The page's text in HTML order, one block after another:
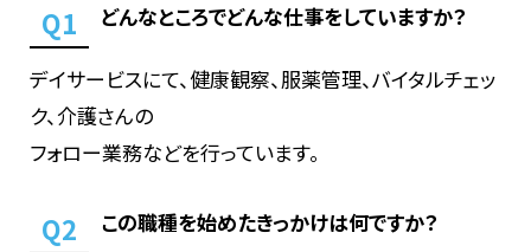
Q1
どんなところでどんな仕事をしていますか？
デイサービスにて、健康観察、服薬管理、バイタルチェッ
ク、介護さんの
フォロー業務などを行っています。
Q2 この職種を始めたきっかけは何ですか？